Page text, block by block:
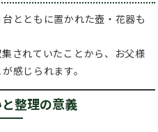
とともに置かれた壺・花器も
されていたことから、お父様
感じられます。
整理の意義